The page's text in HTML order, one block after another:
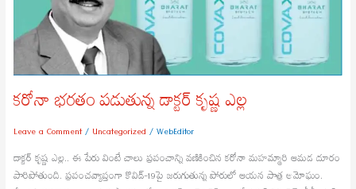
కరోనా భరతం పడుతున్న డాక్టర్ కృష్ణ ఎల్ల
Leave a Comment/ Uncategorized /WebEditor
డాక్టర్ కృష్ణ ఎల్ల.. ఈ పేరు వింటే చాలు ప్రపంచాన్ని వణికించిన కరోనా మహమ్మారి ఆమడ దూరం
పారిపోతుంది. ప్రపంచవ్యాప్తంగా కొవిడ్-19పై జరుగుతున్న పోరులో ఆయన పాత్ర అమోఘం.